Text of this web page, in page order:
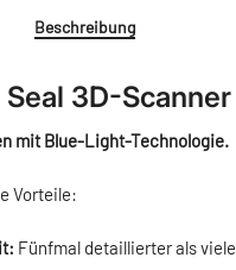
Beschreibung
3D-Scanner
mit Blue-Light-Technologie.
Vorteile:
Fünfmal detaillierter als viele